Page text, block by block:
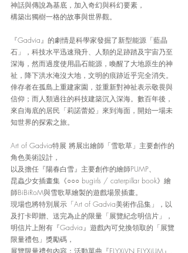
神話與傳說為基底，加入奇幻與科幻要素，
構築出獨樹一格的故事與世界觀。
『Gadvia』的劇情是科學家發掘了新型能源「藍晶
石」，科技水平迅速飛升、人類的足跡踏及宇宙乃至
深海，然而過度使用晶石能源，喚醒了大地原生的神
祉，降下洪水淹沒大地，文明的痕跡近乎完全消失。
倖存者在孤島上重建家園，並重新對神祉表示敬畏與
信仰；而人類過往的科技建築沉入深海。數百年後，
來自海底的居民「莉諾蕾婭」來到海面，開始一場未
知世界的探索之旅。
Art of Gadvia特展 將展出繪師「雪歌草」主要創作的
角色美術設計，
以及擔任『陽春白雪』主要創作的繪師PUMP、
昆蟲少女插畫集《○○○ bugirls / caterpillar book》繪
師BiBiRoM與雪歌草繪製的遊戲場景插畫。
現場也將特別展示「Art of Gadvia美術作品集」，以
及打卡即贈、送完為止的限量「展覽紀念明信片」，
明信片上附有『Gadvia』遊戲內可兌換領取的「展覽
限量禮包」獎勵碼，